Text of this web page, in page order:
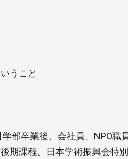
うこと
部卒業後、会社員、NPO職
期課程。日本学術振興会特